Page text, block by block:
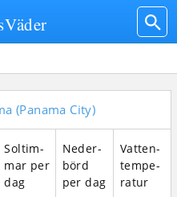
(Panama City)
Sol­tim­
mar per
dag
Neder­
börd
per dag
Vatten­
tempe­
ratur